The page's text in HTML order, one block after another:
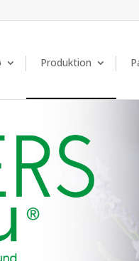
Produktion